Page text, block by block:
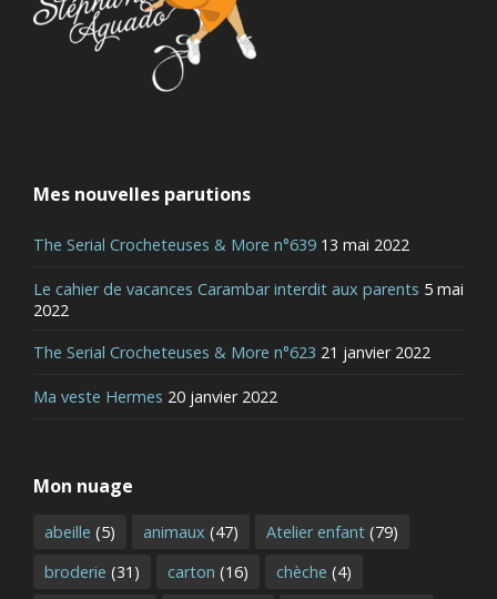
Mes nouvelles parutions
The Serial Crocheteuses & More n°639 13 mai 2022
Le cahier de vacances Carambar interdit aux parents 5 mai
2022
The Serial Crocheteuses & More n°623 21 janvier 2022
Ma veste Hermes 20 janvier 2022
Mon nuage
abeille (5) animaux (47) Atelier enfant (79)
broderie (31) carton (16) chèche (4)